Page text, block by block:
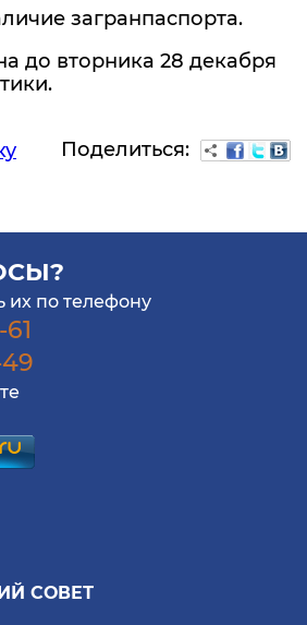
загранпаспорта.
до вторника 28 декабря
Поделиться:
их по телефону
СОВЕТ